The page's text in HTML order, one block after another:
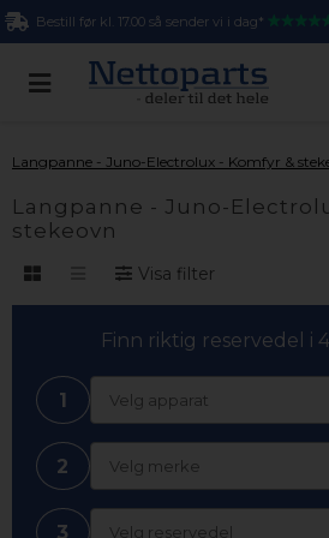
Bestill før kl. 17.00 så sender vi i dag*
Langpanne - Juno-Electrolux - Komfyr &
Langpanne - Juno-
stekeovn
Visa filter
Finn riktig reservedel i
1 Velg apparat
2 Velg merke
3 Velg reservedel